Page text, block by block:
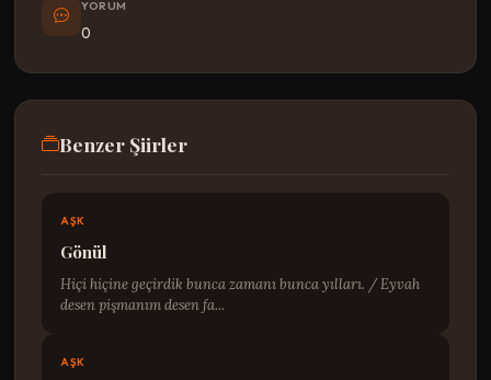
YORUM
0
Benzer Şiirler
AŞK
Gönül
Hiçi hiçine geçirdik bunca zamanı bunca yılları. / Eyvah
desen pişmanım desen fa...
AŞK